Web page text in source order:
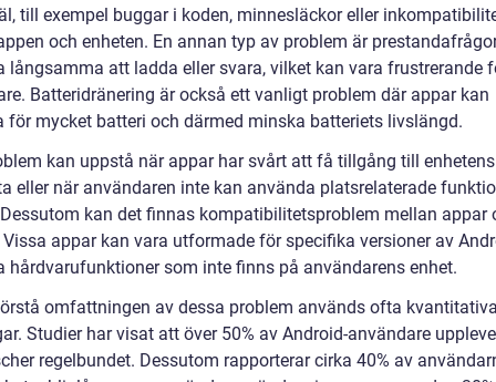
till exempel buggar i koden, minnesläckor eller
och enheten. En annan typ av problem är
långsamma att ladda eller svara, vilket kan vara frustrerande
Batteridränering är också ett vanligt problem där appar kan
för mycket batteri och därmed minska batteriets livslängd.
kan uppstå när appar har svårt att få tillgång till enhetens
eller när användaren inte kan använda platsrelaterade
kan det finnas kompatibilitetsproblem mellan appar
Vissa appar kan vara utformade för specifika versioner av
hårdvarufunktioner som inte finns på användarens enhet.
omfattningen av dessa problem används ofta
Studier har visat att över 50% av Android-användare
regelbundet. Dessutom rapporterar cirka 40% av